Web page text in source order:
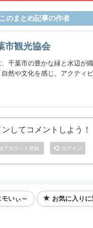
このまとめ記事の作者
市観光協会
、千葉市の豊かな緑と水辺が
然や文化を感じ、アクティ
ンしてコメントしよう！
アカウント登録 ログイン
モいぃ～ お気に入りに